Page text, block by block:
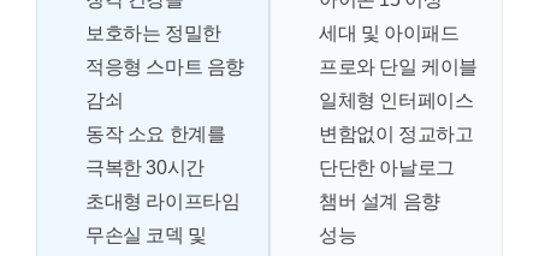
보호하는 정밀한
적응형 스마트 음향
감쇠
동작 소요 한계를
극복한 30시간
초대형 라이프타임
무손실 코덱 및
세대 및 아이패드
프로와 단일 케이블
일체형 인터페이스
변함없이 정교하고
단단한 아날로그
챔버 설계 음향
성능